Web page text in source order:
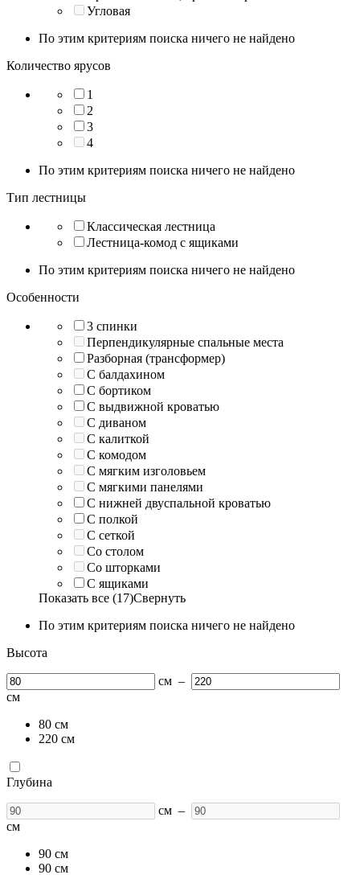
Угловая
По этим критериям поиска ничего не найдено
Количество ярусов
1
2
3
4
По этим критериям поиска ничего не найдено
Тип лестницы
Классическая лестница
Лестница-комод с ящиками
По этим критериям поиска ничего не найдено
Особенности
3 спинки
Перпендикулярные спальные места
Разборная (трансформер)
С балдахином
С бортиком
С выдвижной кроватью
С диваном
С калиткой
С комодом
С мягким изголовьем
С мягкими панелями
С нижней двуспальной кроватью
С полкой
С сеткой
Со столом
Со шторками
С ящиками
Показать все (17)Свернуть
По этим критериям поиска ничего не найдено
Высота
см –
см
80 см
220 см
Глубина
см –
см
90 см
90 см